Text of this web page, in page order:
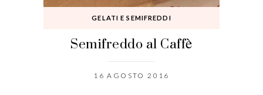
GELATI E SEMIFREDDI
Semifreddo al Caffè
16 AGOSTO 2016